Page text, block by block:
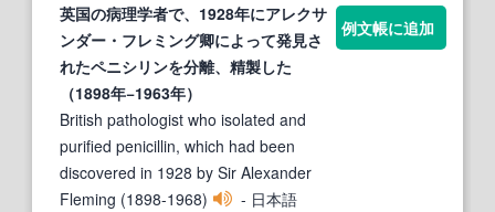
英国の病理学者で、1928年にアレクサ
ンダー・フレミング卿によって発見さ
れたペニシリンを分離、精製した
（1898年−1963年）
British pathologist who isolated and
purified penicillin, which had been
discovered in 1928 by Sir Alexander
Fleming (1898-1968)
- 日本語
例文帳に追加